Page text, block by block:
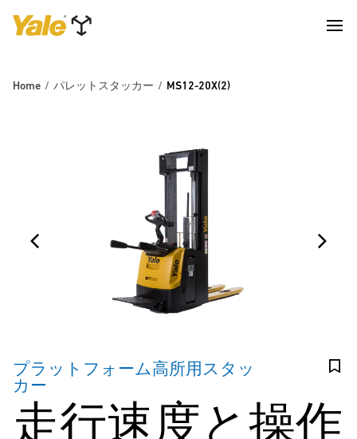
Home パレットスタッカー MS12-20X(2)
プラットフォーム高所用スタッ
カー
走行速度と操作